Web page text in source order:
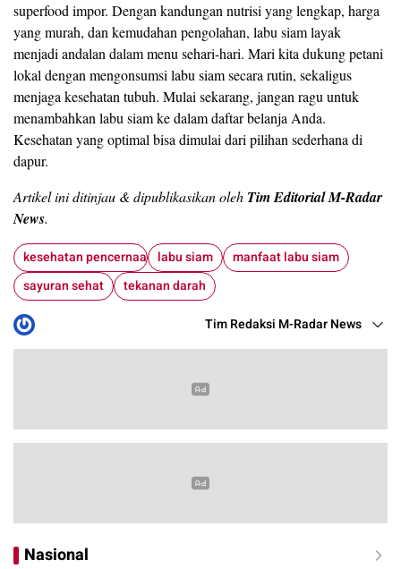
superfood impor. Dengan kandungan nutrisi yang lengkap, harga
yang murah, dan kemudahan pengolahan, labu siam layak
menjadi andalan dalam menu sehari-hari. Mari kita dukung petani
lokal dengan mengonsumsi labu siam secara rutin, sekaligus
menjaga kesehatan tubuh. Mulai sekarang, jangan ragu untuk
menambahkan labu siam ke dalam daftar belanja Anda.
Kesehatan yang optimal bisa dimulai dari pilihan sederhana di
dapur.
Artikel ini ditinjau & dipublikasikan oleh Tim Editorial M-Radar
News.
kesehatan pencernaan labu siam
manfaat labu siam
sayuran sehat
tekanan darah
Tim Redaksi M-Radar News
Nasional